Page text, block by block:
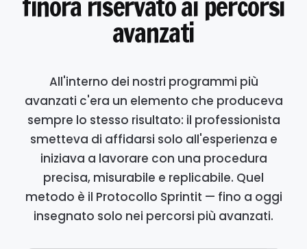
avanzati
All'interno dei nostri programmi più
avanzati c'era un elemento che produceva
sempre lo stesso risultato: il professionista
smetteva di affidarsi solo all'esperienza e
iniziava a lavorare con una procedura
precisa, misurabile e replicabile. Quel
metodo è il Protocollo Sprintit — fino a oggi
insegnato solo nei percorsi più avanzati.